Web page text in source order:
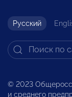
Русский
© 2023
и среднего